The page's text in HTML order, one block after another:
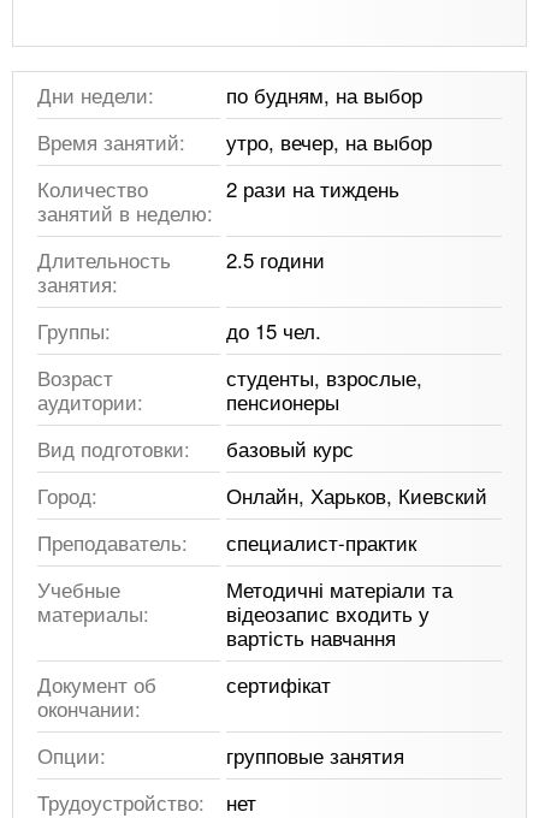
Дни недели:
по будням, на выбор
Время занятий:
утро, вечер, на выбор
Количество
занятий в неделю:
2 рази на тиждень
Длительность
занятия:
2.5 години
Группы:
до 15 чел.
Возраст
аудитории:
студенты, взрослые,
пенсионеры
Вид подготовки:
базовый курс
Город:
Онлайн, Харьков, Киевский
Преподаватель:
специалист-практик
Учебные
материалы:
Методичні матеріали та
відеозапис входить у
вартість навчання
Документ об
окончании:
сертифікат
Опции:
групповые занятия
Трудоустройство:
нет